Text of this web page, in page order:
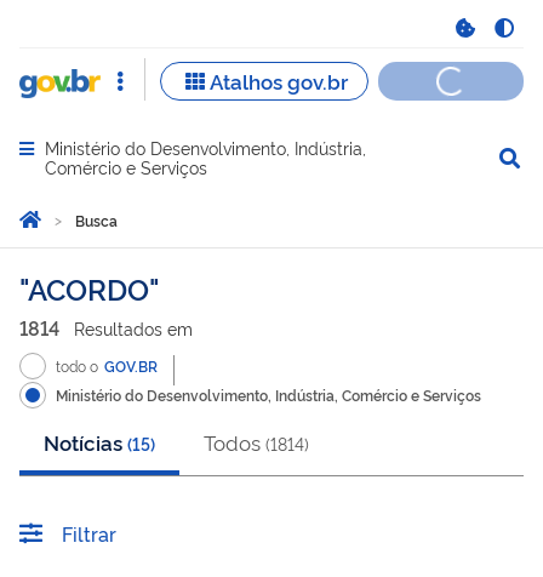
Abrir menu principal de navegação
Ministério do Desenvolvimento, Indústria,
Comércio e Serviços
Você está aqui:
Página Inicial
Busca
Busca
ACORDO
1814 Resultados em
todo o GOV.BR
Ministério do Desenvolvimento, Indústria, Comércio e Serviços
Notícias (15) Todos (1814)
Filtrar